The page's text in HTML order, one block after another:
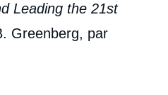
Leading the 21st
Greenberg, par